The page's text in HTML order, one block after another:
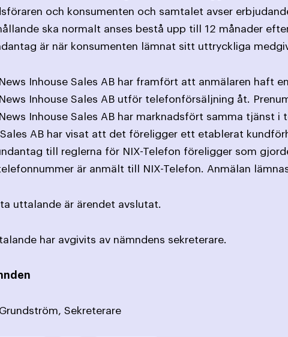
och konsumenten och samtalet avser
ska normalt anses bestå upp till 12 månader
är när konsumenten lämnat sitt uttryckliga
Inhouse Sales AB har framfört att anmälaren haft
Inhouse Sales AB utför telefonförsäljning åt.
Inhouse Sales AB har marknadsfört samma tjänst
Sales AB har visat att det föreligger ett etablerat
till reglerna för NIX-Telefon föreligger som
är anmält till NIX-Telefon. Anmälan
uttalande är ärendet avslutat.
har avgivits av nämndens sekreterare.
Sekreterare